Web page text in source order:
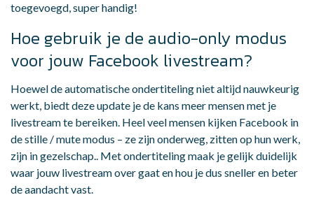
toegevoegd, super handig!
Hoe gebruik je de audio-only modus
voor jouw Facebook livestream?
Hoewel de automatische ondertiteling niet altijd nauwkeurig
werkt, biedt deze update je de kans meer mensen met je
livestream te bereiken. Heel veel mensen kijken Facebook in
de stille / mute modus – ze zijn onderweg, zitten op hun werk,
zijn in gezelschap.. Met ondertiteling maak je gelijk duidelijk
waar jouw livestream over gaat en hou je dus sneller en beter
de aandacht vast.